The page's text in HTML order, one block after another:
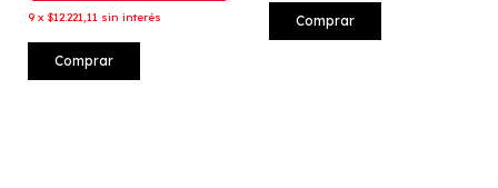
9 x $12.221,11 sin interés
Comprar
Comprar